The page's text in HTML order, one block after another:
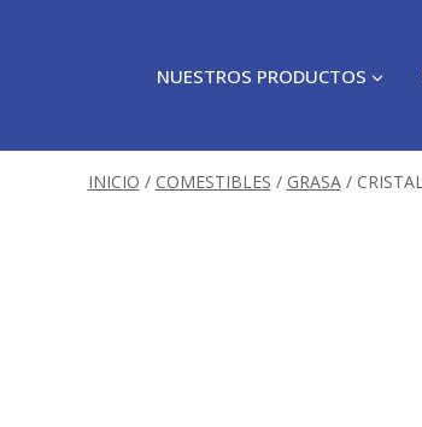
NUESTROS PRODUCTOS
INICIO / COMESTIBLES / GRASA /